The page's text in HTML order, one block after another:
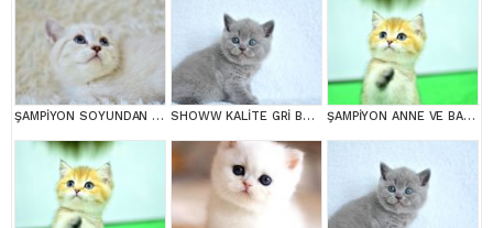
ŞAMPİYON SOYUNDAN LYNX BRİTİSH SHORTHAİR SHOWW KALİTE GRİ BRİTİSH SHORTHAİR YAVRUMUZ ŞAMPİYON ANNE VE BABANI YAVRUSU NY11 GOLDEN BRİTİSH SHORTHAİR YAVRUMUZ